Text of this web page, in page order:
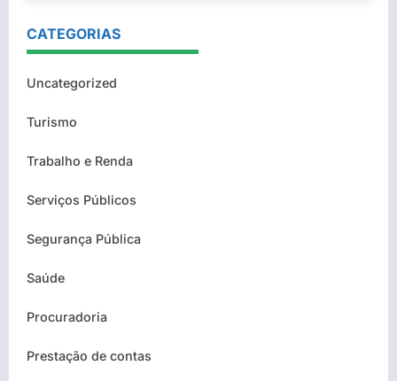
CATEGORIAS
Uncategorized
Turismo
Trabalho e Renda
Serviços Públicos
Segurança Pública
Saúde
Procuradoria
Prestação de contas